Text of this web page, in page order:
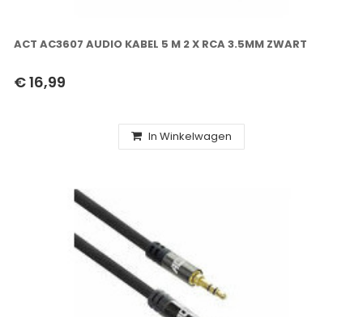
ACT AC3607 AUDIO KABEL 5 M 2 X RCA 3.5MM ZWART
€ 16,99
In Winkelwagen